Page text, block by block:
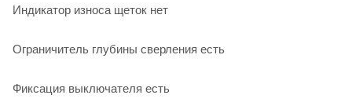
Индикатор износа щеток нет
Ограничитель глубины сверления есть
Фиксация выключателя есть